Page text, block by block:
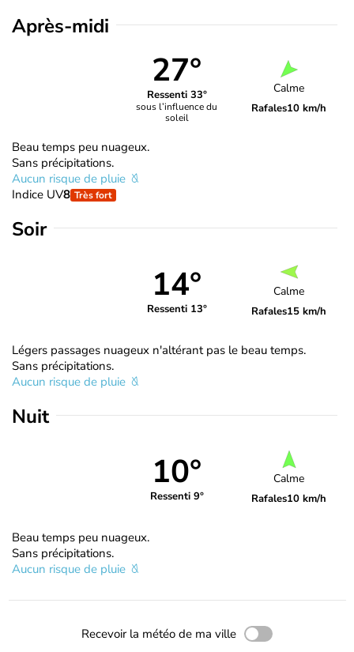
Après-midi
27°
Ressenti 33°
sous l’influence du
soleil
Calme
Rafales10 km/h
Beau temps peu nuageux.
Sans précipitations.
Aucun risque de pluie
Indice UV8 Très fort
Soir
14°
Ressenti 13°
Calme
Rafales15 km/h
Légers passages nuageux n'altérant pas le beau temps.
Sans précipitations.
Aucun risque de pluie
Nuit
10°
Ressenti 9°
Calme
Rafales10 km/h
Beau temps peu nuageux.
Sans précipitations.
Aucun risque de pluie
Recevoir la météo de ma ville